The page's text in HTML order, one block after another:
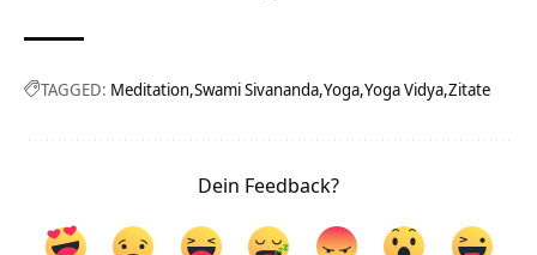
TAGGED: Meditation Swami Sivananda Yoga Yoga Vidya Zitate
Dein Feedback?